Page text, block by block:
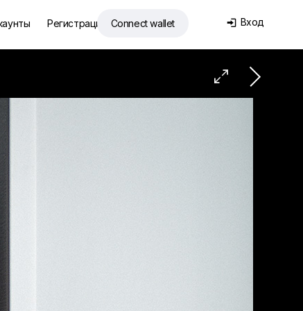
Регистрация Connect wallet  Вход
